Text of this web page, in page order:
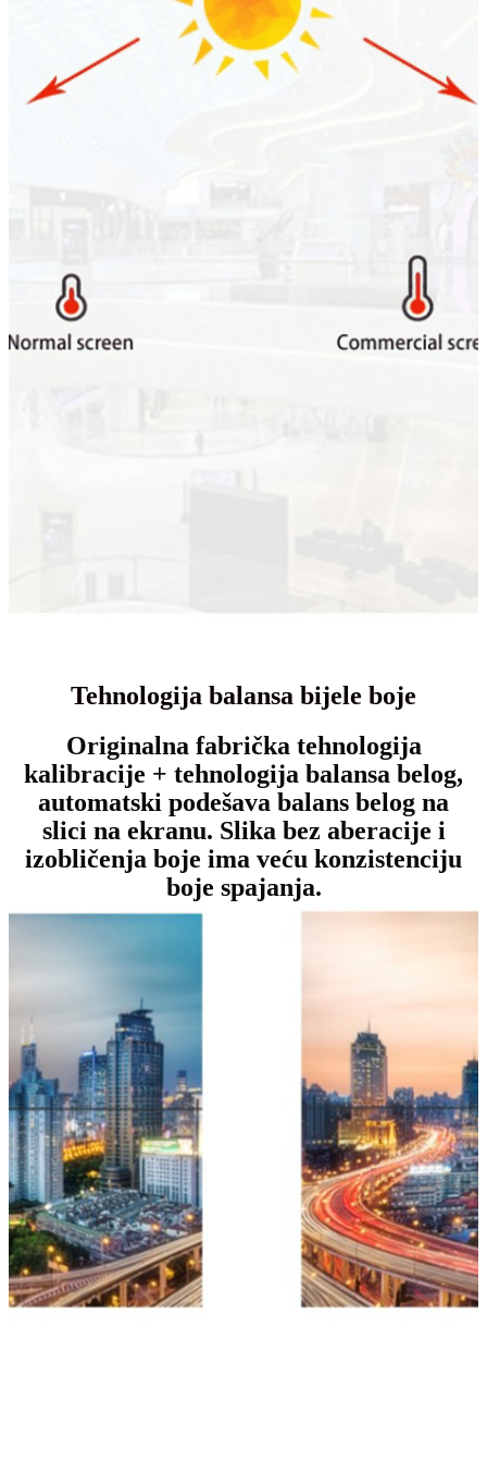
Tehnologija balansa bijele boje
Originalna fabrička tehnologija
kalibracije + tehnologija balansa belog,
automatski podešava balans belog na
slici na ekranu. Slika bez aberacije i
izobličenja boje ima veću konzistenciju
boje spajanja.